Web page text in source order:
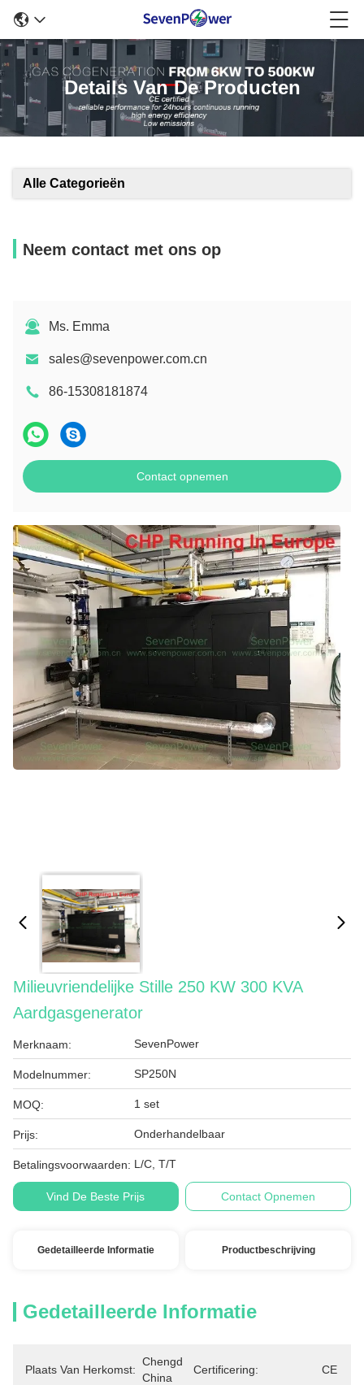
Details Van De Producten
Alle Categorieën
Neem contact met ons op
Ms. Emma
sales@sevenpower.com.cn
86-15308181874
Contact opnemen
Milieuvriendelijke Stille 250 KW 300 KVA
Aardgasgenerator
Merknaam: SevenPower
Modelnummer: SP250N
MOQ: 1 set
Prijs: Onderhandelbaar
Betalingsvoorwaarden: L/C, T/T
Vind De Beste Prijs Contact Opnemen
Gedetailleerde Informatie Productbeschrijving
Gedetailleerde Informatie
Plaats Van Herkomst:
Chengdu,
China
Certificering: CE